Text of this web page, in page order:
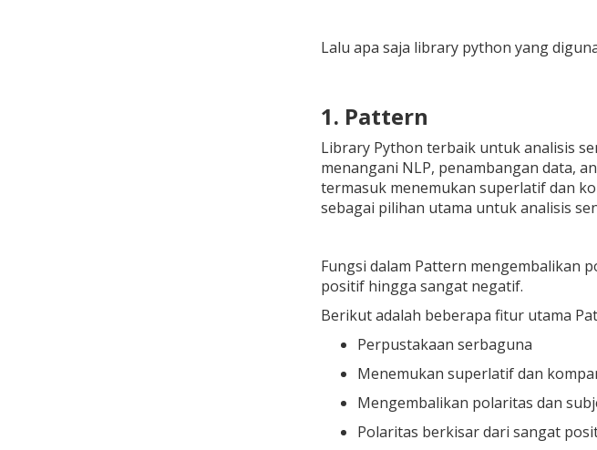
Lalu apa saja library python yang
1. Pattern
Library Python terbaik untuk analisis
menangani NLP, penambangan data,
termasuk menemukan superlatif dan
sebagai pilihan utama untuk analisis
Fungsi dalam Pattern mengembalikan
positif hingga sangat negatif.
Berikut adalah beberapa fitur utama
Perpustakaan serbaguna
Menemukan superlatif dan
Mengembalikan polaritas dan
Polaritas berkisar dari sangat